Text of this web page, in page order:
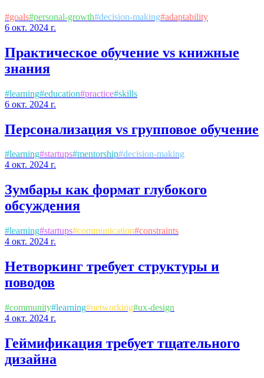
#goals#personal-growth#decision-making#adaptability
6 окт. 2024 г.
Практическое обучение vs книжные
знания
#learning#education#practice#skills
6 окт. 2024 г.
Персонализация vs групповое обучение
#learning#startups#mentorship#decision-making
4 окт. 2024 г.
Зумбары как формат глубокого
обсуждения
#learning#startups#communication#constraints
4 окт. 2024 г.
Нетворкинг требует структуры и
поводов
#community#learning#networking#ux-design
4 окт. 2024 г.
Геймификация требует тщательного
дизайна